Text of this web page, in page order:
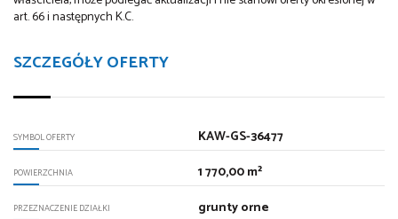
art. 66 i następnych K.C.
SZCZEGÓŁY OFERTY
SYMBOL OFERTY KAW-GS-36477
POWIERZCHNIA 1 770,00 m²
PRZEZNACZENIE DZIAŁKI grunty orne